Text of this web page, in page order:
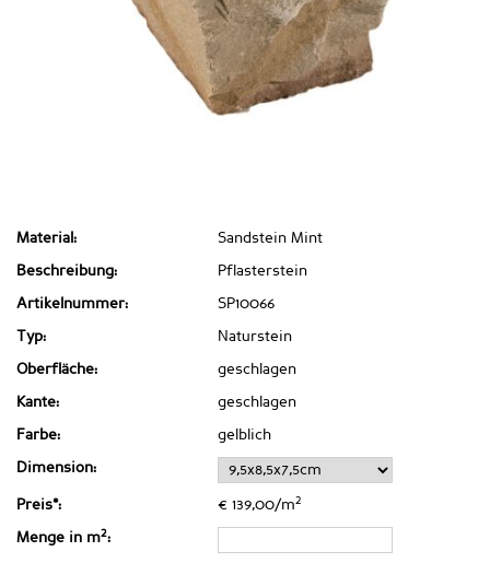
Material: Sandstein Mint
Beschreibung: Pflasterstein
Artikelnummer: SP10066
Typ: Naturstein
Oberfläche: geschlagen
Kante: geschlagen
Farbe: gelblich
Dimension:
Preis*: € 139,00/m2
Menge in m2: